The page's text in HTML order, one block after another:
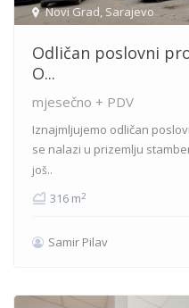
Novi Grad, Sarajevo
Odličan poslovni
O...
mjesečno + PDV
Iznajmljujemo odličan
se nalazi u prizemlju
još..
316 m2
Samir Pilav